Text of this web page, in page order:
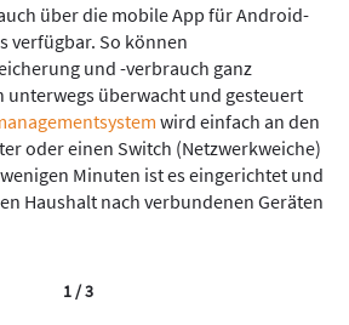
über die mobile App für Android-
verfügbar. So können
und -verbrauch ganz
unterwegs überwacht und gesteuert
wird einfach an den
oder einen Switch (Netzwerkweiche)
Minuten ist es eingerichtet und
Haushalt nach verbundenen Geräten
1 / 3